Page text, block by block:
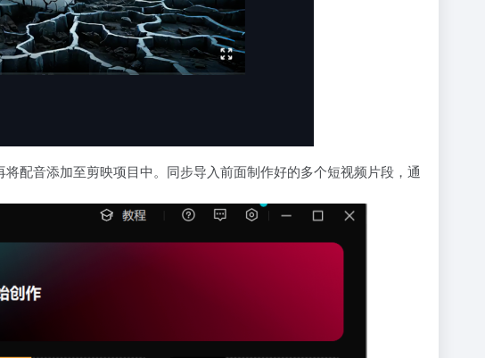
配音添加至剪映项目中。同步导入前面制作好的多个短视频片段，通